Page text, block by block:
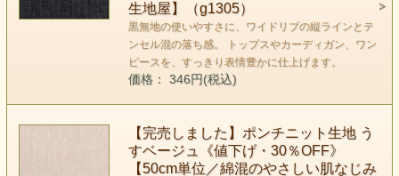
生地屋】（g1305）
黒無地の使いやすさに、ワイドリブの縦ラインとテ
ンセル混の落ち感。 トップスやカーディガン、ワン
ピースを、すっきり表情豊かに仕上げます。
価格： 346円(税込)
【完売しました】ポンチニット生地 う
すベージュ《値下げ・30％OFF》
【50cm単位／綿混のやさしい肌なじみ